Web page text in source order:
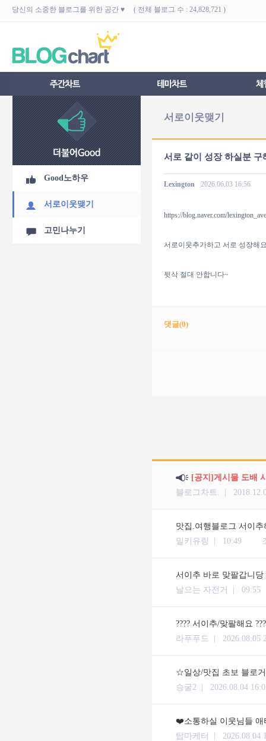
당신의 소중한 블로그를 위한 공간 ♥ ( 전체 블로그 수 : 24,828,721 )
Good노하우
서로이웃맺기
고민나누기
서로이웃맺기
서로 같이 성장 하실분 구
Lexington 2026.06.03 16:56
https://blog.naver.com/
서로이웃추가하고 서로 성장해
뒷삭 절대 안합니다~
댓글(0)
[공지]게시물 도배
블로그차트. |
맛집.여행블로그 서이
밀키유링 |
10:49
서이추 바로 맞팔갑니당
날으는 자전거 | 09:55
???? 서이추/맞팔해요
라푸푸드 | 2026.08.05
☆일상/맛집 초보 블로
승굴2 | 2026.08.04
❤️소통하실 이웃님들
탑마케터 | 2026.08.04